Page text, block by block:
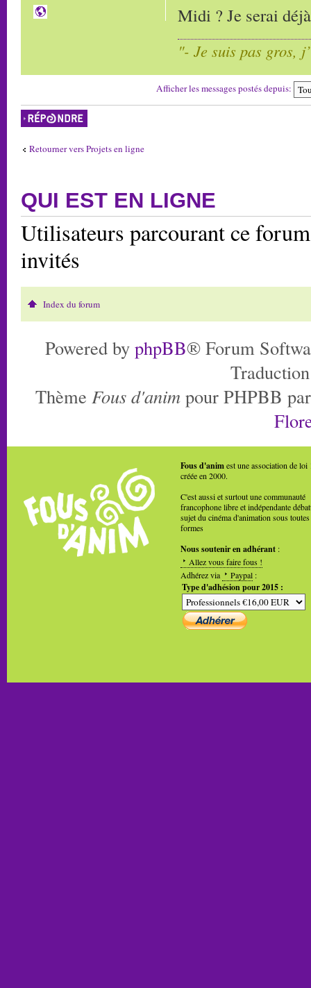
Midi ? Je serai
"- Je suis pas gros,
Afficher les messages postés depuis:
Répondre
Retourner vers Projets en ligne
QUI EST EN LIGNE
Utilisateurs parcourant ce
invités
Index du forum
Powered by phpBB® Forum
Thème Fous d'anim pour PHPBB
Fous d'animest une association de loi
créée en 2000.
C'est aussi et surtout une communauté
francophone libre et indépendante
sujet du cinéma d'animation sous toutes
formes
Nous soutenir en adhérant :
Allez vous faire fous !
Adhérez via
Paypal :
Type d'adhésion pour 2015 :